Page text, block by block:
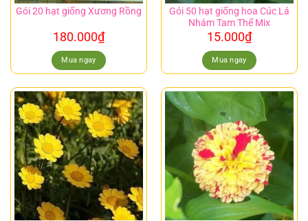
Gói 20 hạt giống Xương Rồng
180.000₫
Mua ngay
Gói 50 hạt giống hoa Cúc Lá
Nhám Tam Thể Mix
15.000₫
Mua ngay